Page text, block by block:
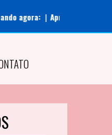
| Apresentador: